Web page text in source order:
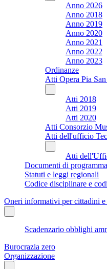
Anno 2026
Anno 2018
Anno 2019
Anno 2020
Anno 2021
Anno 2022
Anno 2023
Ordinanze
Atti Opera Pia
Atti 2018
Atti 2019
Atti 2020
Atti Consorzio
Atti dell'ufficio
Atti
Documenti di
Statuti e leggi regionali
Codice disciplinare e
Oneri informativi per cittadini e
Scadenzario obblighi
Burocrazia zero
Organizzazione